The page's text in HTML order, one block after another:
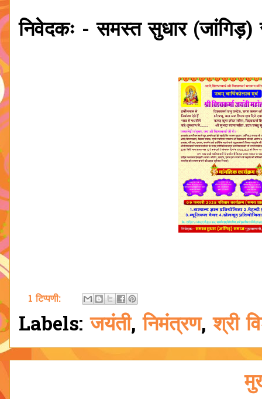
निवेदकः - समस्त सुधार (जांगिड़)
1 टिप्पणी:
Labels:जयंती,निमंत्रण,श्री